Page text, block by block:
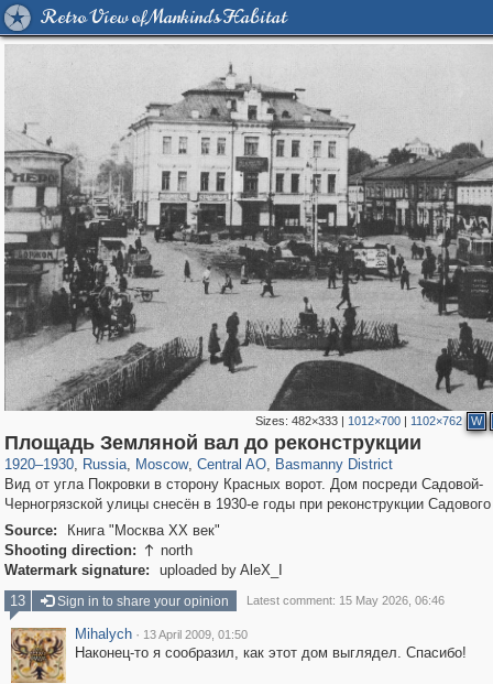
Retro View of Mankind's Habitat
Sizes:482×333 | 1012×700 | 1102×762 W
Площадь Земляной вал до реконструкции
1920–1930, Russia
1,406,144 29,243
, Moscow
319,779 8,286
, Central AO
159,978 5,916
, Basmanny District
13,198 520
Вид от угла Покровки в сторону Красных ворот. Дом посреди Садовой-
Черногрязской улицы снесён в 1930-е годы при реконструкции
Source:
Книга "Москва ХХ век"
Shooting direction:  north
Watermark signature:
uploaded by AleX_I
13
Sign in to share your opinion Latest comment: 15 May 2026, 06:46
Mihalych · 13 April 2009, 01:50
Наконец-то я сообразил, как этот дом выглядел. Спасибо!